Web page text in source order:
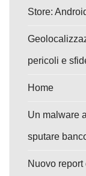
Store:
pericoli e
Home
Un malware
sputare
Nuovo report